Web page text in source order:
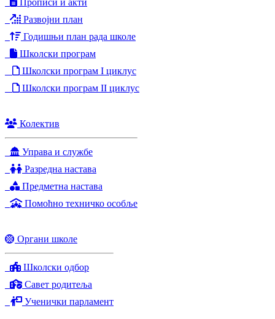
Прописи и акти
Развојни план
Годишњи план рада школе
Школски програм
Школски програм I циклус
Школски програм II циклус
Колектив
Управа и службе
Разредна настава
Предметна настава
Помоћно техничко особље
Органи школе
Школски одбор
Савет родитеља
Ученички парламент